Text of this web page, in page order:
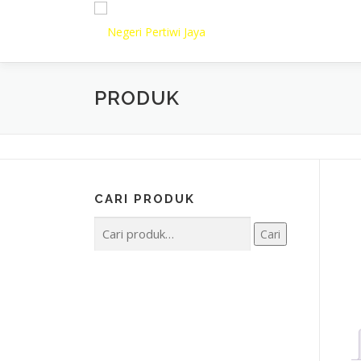
PRODUK
CARI PRODUK
untuk:
Cari